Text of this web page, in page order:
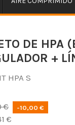
DE HPA
+
HPA S
€ -10,00 €
€